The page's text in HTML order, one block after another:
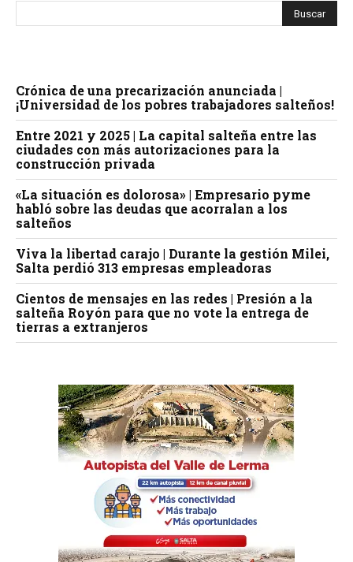
Crónica de una precarización anunciada |
¡Universidad de los pobres trabajadores salteños!
Entre 2021 y 2025 | La capital salteña entre las
ciudades con más autorizaciones para la
construcción privada
«La situación es dolorosa» | Empresario pyme
habló sobre las deudas que acorralan a los
salteños
Viva la libertad carajo | Durante la gestión Milei,
Salta perdió 313 empresas empleadoras
Cientos de mensajes en las redes | Presión a la
salteña Royón para que no vote la entrega de
tierras a extranjeros